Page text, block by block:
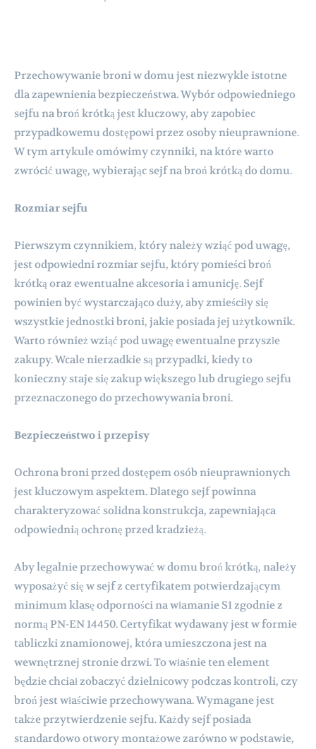
Przechowywanie broni w domu jest niezwykle istotne
dla zapewnienia bezpieczeństwa. Wybór odpowiedniego
sejfu na broń krótką jest kluczowy, aby zapobiec
przypadkowemu dostępowi przez osoby nieuprawnione.
W tym artykule omówimy czynniki, na które warto
zwrócić uwagę, wybierając sejf na broń krótką do domu.
Rozmiar sejfu
Pierwszym czynnikiem, który należy wziąć pod uwagę,
jest odpowiedni rozmiar sejfu, który pomieści broń
krótką oraz ewentualne akcesoria i amunicję. Sejf
powinien być wystarczająco duży, aby zmieściły się
wszystkie jednostki broni, jakie posiada jej użytkownik.
Warto również wziąć pod uwagę ewentualne przyszłe
zakupy. Wcale nierzadkie są przypadki, kiedy to
konieczny staje się zakup większego lub drugiego sejfu
przeznaczonego do przechowywania broni.
Bezpieczeństwo i przepisy
Ochrona broni przed dostępem osób nieuprawnionych
jest kluczowym aspektem. Dlatego sejf powinna
charakteryzować solidna konstrukcja, zapewniająca
odpowiednią ochronę przed kradzieżą.
Aby legalnie przechowywać w domu broń krótką, należy
wyposażyć się w sejf z certyfikatem potwierdzającym
minimum klasę odporności na włamanie S1 zgodnie z
normą PN-EN 14450. Certyfikat wydawany jest w formie
tabliczki znamionowej, która umieszczona jest na
wewnętrznej stronie drzwi. To właśnie ten element
będzie chciał zobaczyć dzielnicowy podczas kontroli, czy
broń jest właściwie przechowywana. Wymagane jest
także przytwierdzenie sejfu. Każdy sejf posiada
standardowo otwory montażowe zarówno w podstawie,